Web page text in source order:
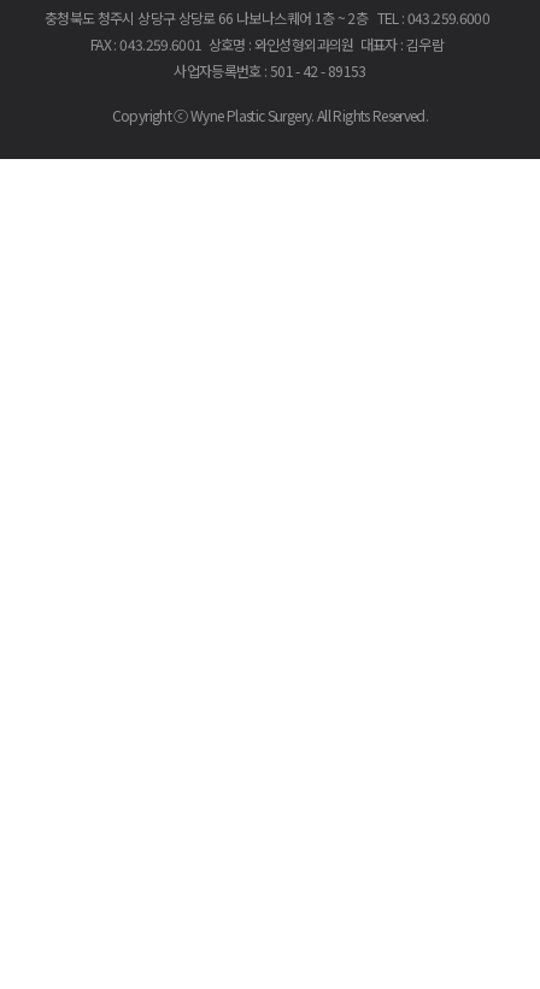
충청북도 청주시 상당구 상당로 66 나보나스퀘어 1층 ~ 2층 TEL
043.259.6000
FAX 043.259.6001 상호명 와인성형외과의원 대표자 김우람
사업자등록번호 501 - 42 - 89153
Copyright ⓒ Wyne Plastic Surgery. All Rights Reserved.